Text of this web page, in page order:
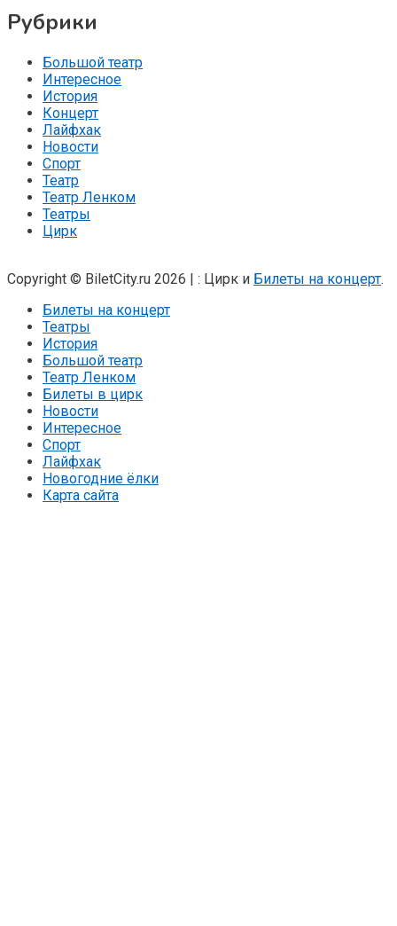
Рубрики
Большой театр
Интересное
История
Концерт
Лайфхак
Новости
Спорт
Театр
Театр Ленком
Театры
Цирк
Copyright © BiletCity.ru 2026 | : Цирк и Билеты на концерт.
Билеты на концерт
Театры
История
Большой театр
Театр Ленком
Билеты в цирк
Новости
Интересное
Спорт
Лайфхак
Новогодние ёлки
Карта сайта